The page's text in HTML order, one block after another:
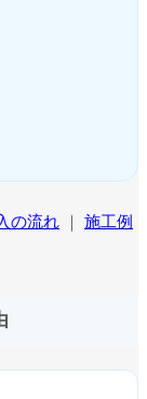
の流れ
施工例